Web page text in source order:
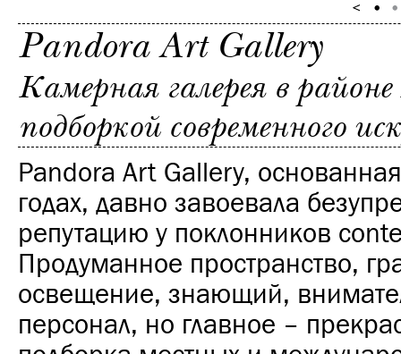
Pandora Art Gallery
Камерная галерея в
подборкой современного
Pandora Art Gallery,
годах, давно завоевала
репутацию у поклонников
Продуманное пространство,
освещение, знающий,
персонал, но главное –